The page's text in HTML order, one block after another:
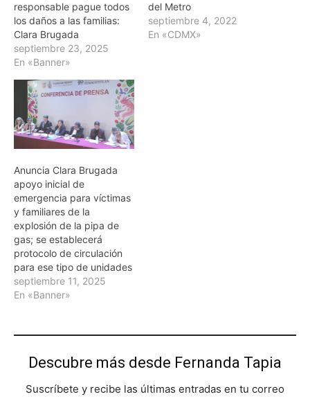
responsable pague todos
los daños a las familias:
Clara Brugada
septiembre 23, 2025
En «Banner»
del Metro
septiembre 4, 2022
En «CDMX»
Anuncia Clara Brugada
apoyo inicial de
emergencia para víctimas
y familiares de la
explosión de la pipa de
gas; se establecerá
protocolo de circulación
para ese tipo de unidades
septiembre 11, 2025
En «Banner»
Descubre más desde Fernanda Tapia
Suscríbete y recibe las últimas entradas en tu correo